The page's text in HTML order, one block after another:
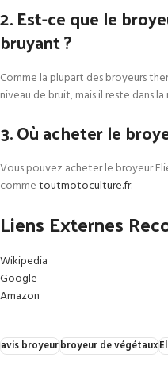
2. Est-ce que le
bruyant ?
Comme la plupart des broyeurs
niveau de bruit, mais il reste dans
3. Où acheter le
Vous pouvez acheter le broyeur
commetoutmotoculture.fr.
Liens Externes
Wikipedia
Google
Amazon
avis broyeurbroyeur de végétaux